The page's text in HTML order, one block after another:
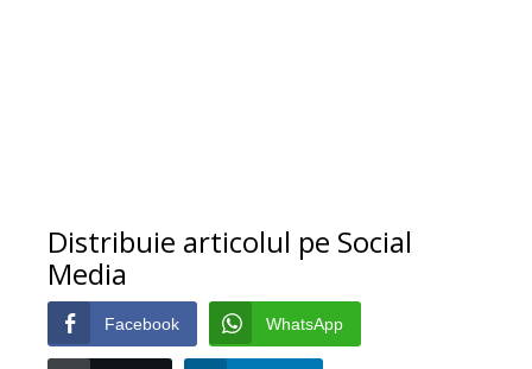
Distribuie articolul pe Social
Media
Facebook WhatsApp